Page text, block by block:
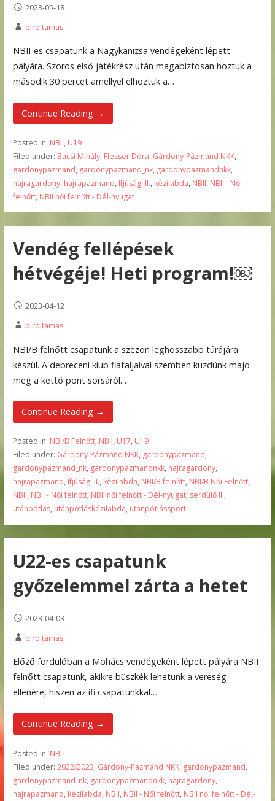
2023-05-18
biro.tamas
NBII-es csapatunk a Nagykanizsa vendégeként lépett
pályára. Szoros első játékrész után magabiztosan hoztuk a
második 30 percet amellyel elhoztuk a…
Continue Reading →
Posted in: NBII, U19
Filed under: Bacsi Mihály, Flesser Dóra, Gárdony-Pázmánd NKK,
gardonypazmand, gardonypazmand_nk, gardonypazmandnkk,
hajragardony, hajrapazmand, Ifjúsági II., kézilabda, NBII, NBII - Női
felnőtt, NBII női felnőtt - Dél-nyugat
Vendég fellépések
hétvégéje! Heti program!￼
2023-04-12
biro.tamas
NBI/B felnőtt csapatunk a szezon leghosszabb túrájára
készül. A debreceni klub fiataljaival szemben küzdünk majd
meg a kettő pont sorsáról.…
Continue Reading →
Posted in: NBI/B Felnőtt, NBII, U17, U19
Filed under: Gárdony-Pázmánd NKK, gardonypazmand,
gardonypazmand_nk, gardonypazmandnkk, hajragardony,
hajrapazmand, Ifjúsági II., kézilabda, NBI/B felnőtt, NBI/B Női Felnőtt,
NBII, NBII - Női felnőtt, NBII női felnőtt - Dél-nyugat, serdülő II.,
utánpótlás, utánpótláskézilabda, utánpótlássport
U22-es csapatunk
győzelemmel zárta a hetet
2023-04-03
biro.tamas
Előző fordulóban a Mohács vendégeként lépett pályára NBII
felnőtt csapatunk, akikre büszkék lehetünk a vereség
ellenére, hiszen az ifi csapatunkkal…
Continue Reading →
Posted in: NBII
Filed under: 2022/2023, Gárdony-Pázmánd NKK, gardonypazmand,
gardonypazmand_nk, gardonypazmandnkk, hajragardony,
hajrapazmand, kézilabda, NBII, NBII - Női felnőtt, NBII női felnőtt - Dél-